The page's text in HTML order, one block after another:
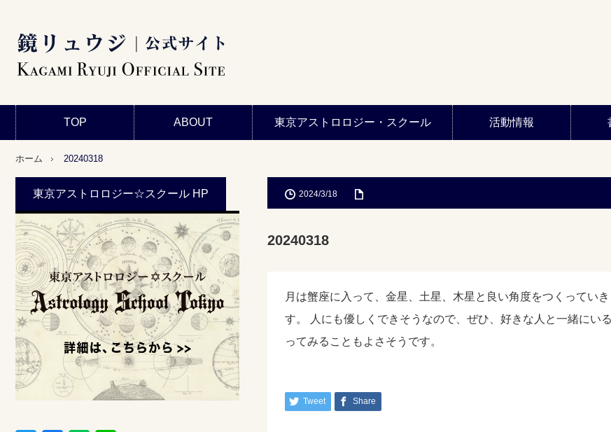
TOP ABOUT 東京アストロロジー・スクール 活動情報
ホーム 20240318
2024/3/18
20240318
月は蟹座に入って、金星、土星、木星と良い角度をつくってい
す。 人にも優しくできそうなので、ぜひ、好きな人と一緒にい
ってみることもよさそうです。
Tweet Share
東京アストロロジー☆スクール HP